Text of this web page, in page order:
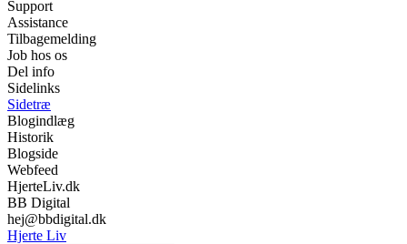
Support
Assistance
Tilbagemelding
Job hos os
Del info
Sidelinks
Sidetræ
Blogindlæg
Historik
Blogside
Webfeed
HjerteLiv.dk
BB Digital
hej@bbdigital.dk
Hjerte Liv